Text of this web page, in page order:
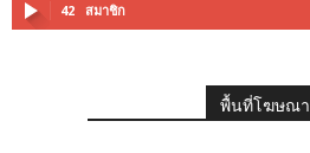
42 สมาชิก
พื้นที่โฆษณา